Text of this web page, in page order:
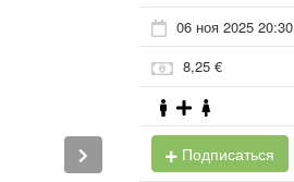
06 ноя 2025 20:30
8,25 €
Подписаться